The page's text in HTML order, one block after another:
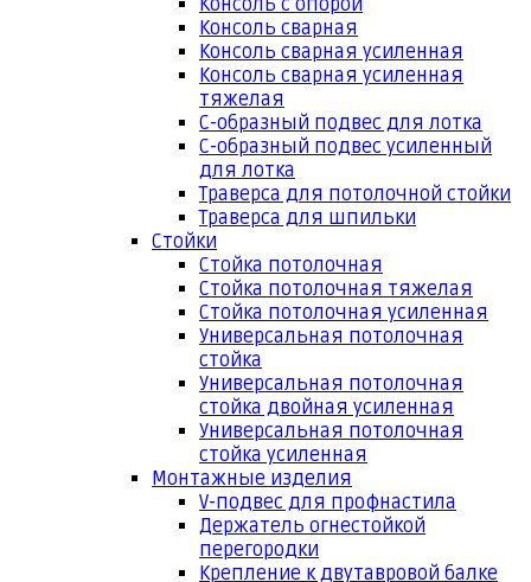
Консоль с опорой
Консоль сварная
Консоль сварная усиленная
Консоль сварная усиленная
тяжелая
С-образный подвес для лотка
С-образный подвес усиленный
для лотка
Траверса для потолочной стойки
Траверса для шпильки
Стойки
Стойка потолочная
Стойка потолочная тяжелая
Стойка потолочная усиленная
Универсальная потолочная
стойка
Универсальная потолочная
стойка двойная усиленная
Универсальная потолочная
стойка усиленная
Монтажные изделия
V-подвес для профнастила
Держатель огнестойкой
перегородки
Крепление к двутавровой балке